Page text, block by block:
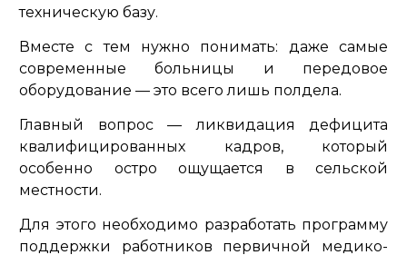
техническую базу.
Вместе с тем нужно понимать: даже самые
современные больницы и передовое
оборудование — это всего лишь полдела.
Главный вопрос — ликвидация дефицита
квалифицированных кадров, который
особенно остро ощущается в сельской
местности.
Для этого необходимо разработать программу
поддержки работников первичной медико-